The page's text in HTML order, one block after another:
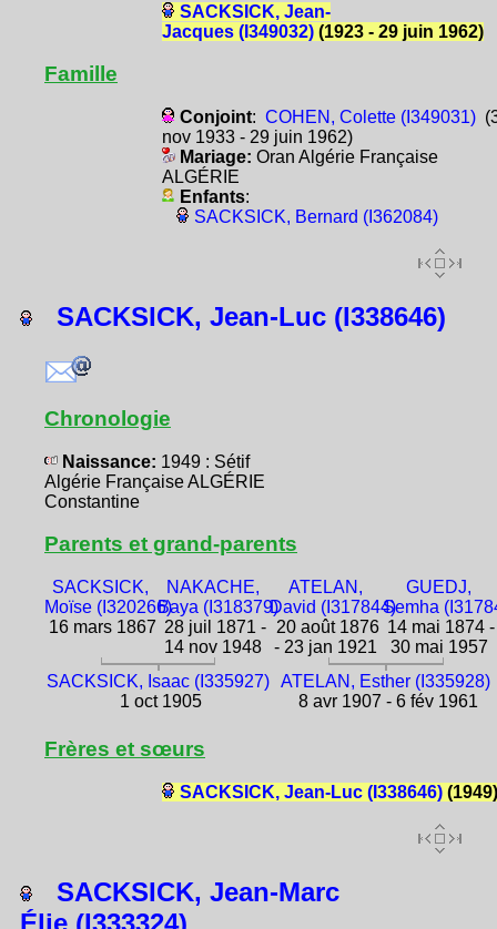
SACKSICK, Jean-
Jacques (I349032)(1923 - 29 juin 1962)
Famille
Conjoint: COHEN, Colette (I349031)
nov 1933 - 29 juin 1962)
Mariage: Oran Algérie Française
ALGÉRIE
Enfants:
SACKSICK, Bernard (I362084)
SACKSICK, Jean-Luc (I338646)
Chronologie
Naissance: 1949 : Sétif
Algérie Française ALGÉRIE
Constantine
Parents et grand-parents
SACKSICK,
Moïse (I320266)
16 mars 1867
NAKACHE,
Baya (I318379)
28 juil 1871 -
14 nov 1948
ATELAN,
David (I317844)
20 août 1876
- 23 jan 1921
GUEDJ,
Semha
14 mai 1874 -
30 mai 1957
SACKSICK, Isaac (I335927)
1 oct 1905
ATELAN, Esther (I335928)
8 avr 1907 - 6 fév 1961
Frères et sœurs
SACKSICK, Jean-Luc (I338646)(1949)
SACKSICK, Jean-Marc
Élie (I333324)